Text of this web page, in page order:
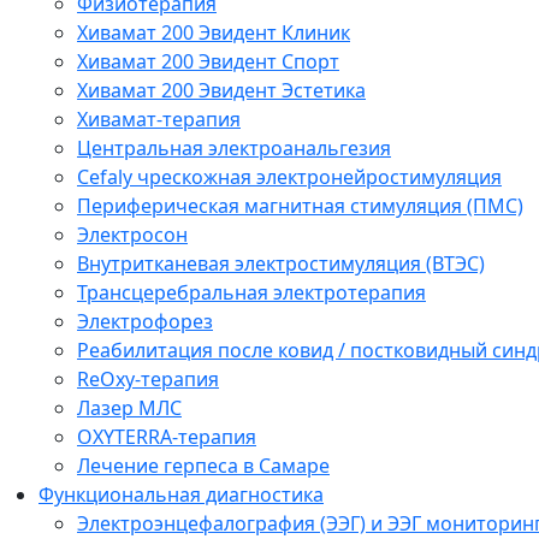
Хивамат 200 Эвидент Клиник
Хивамат 200 Эвидент Спорт
Хивамат 200 Эвидент Эстетика
Хивамат-терапия
Центральная электроанальгезия
Cefaly чреcкожная электронейростимуляция
Периферическая магнитная стимуляция (ПМС)
Электросон
Внутритканевая электростимуляция (ВТЭС)
Трансцеребральная электротерапия
Электрофорез
Реабилитация после ковид / постковидный
ReOxy-терапия
Лазер МЛС
OXYTERRA-терапия
Лечение герпеса в Самаре
Функциональная диагностика
Электроэнцефалография (ЭЭГ) и ЭЭГ